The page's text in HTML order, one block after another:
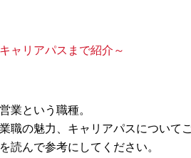
ャリアパスまで紹介～
業という職種。
職の魅力、キャリアパスについて
読んで参考にしてください。